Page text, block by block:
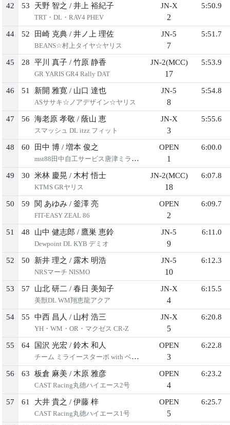
42 53 天野 智之 / 井上 裕紀⼦
TRT・DL・RAV4 PHEV
JN-X
2
5:50.9
44 52 ⽥崎 克典 / 井ノ上 理佐
BEANS☆村上タイヤ☆ヤリス
JN-5
7
5:51.7
45 28 平川 真⼦ / ⽵原 静⾹
GR YARIS GR4 Rally DAT
JN-2(MCC)
17
5:53.9
46 51 新開 雅寛 / ⼭⼝ 達也
ASササキ☆ノアデザイン☆ヤリス
JN-5
8
5:54.8
47 56 海⽼原 孝敬 / 蔭⼭ 恵
スマッシュ DL itzz フィット
JN-X
3
5:55.6
48 60 ⽥中 博 / 増本 俊之
mst88⽥中⾃⼯サービス唐津ミラージュ
OPEN
1
6:00.0
49 30 ⽶林 慶晃 / ⽊村 悟⼠
KTMS GRヤリス
JN-2(MCC)
18
6:07.8
50 59 関 あゆみ / 釜澤 亮
FIT-EASY ZEAL 86
OPEN
2
6:09.7
51 48 ⼭中 健志郎 / 鷹巣 恵鈴
Dewpoint DL KYB デミオ
JN-5
9
6:11.0
52 50 新井 理之 / 露⽊ 明浩
NRSマーチ NISMO
JN-5
10
6:12.3
53 57 ⼭北 研⼆ / 春⽇ 美知⼦
美獣DL WM翔恵⿓アクア
JN-X
4
6:15.5
54 55 中⻄ 昌⼈ / ⼭村 浩三
YH・WM・OR・マクゼス CR-Z
JN-X
5
6:20.8
55 64 国沢 光宏 / 鈴⽊ 和⼈
チーム ミライースターボ with ベストカー
OPEN
3
6:22.8
56 63 板倉 ⿇美 / ⽊原 雅彦
CAST Racing丸徳ハイエース2号
OPEN
4
6:23.2
57 61 ⼤井 貴之 / 伊藤 梓
CAST Racing丸徳ハイエース1号
OPEN
5
6:25.7